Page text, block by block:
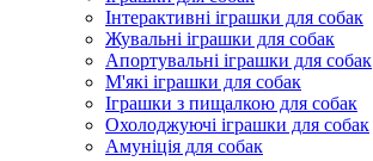
Інтерактивні іграшки для собак
Жувальні іграшки для собак
Апортувальні іграшки для собак
М'які іграшки для собак
Іграшки з пищалкою для собак
Охолоджуючі іграшки для собак
Амуніція для собак